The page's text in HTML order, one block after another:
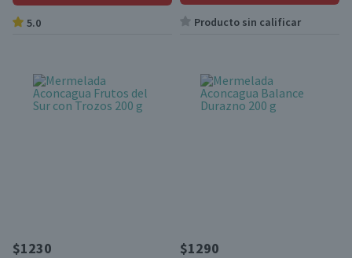
5.0 Producto sin calificar
$1230 $1290